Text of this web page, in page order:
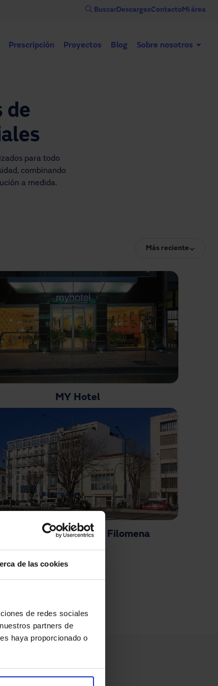
de las cookies
de redes sociales
partners de
haya proporcionado o
BuscarDescargasContactoMi área
Prescripción Proyectos Blog Sobre nosotros
de
para todo
combinando
a medida.
Más reciente
MY Hotel
Casa de Saúde Santa Filomena